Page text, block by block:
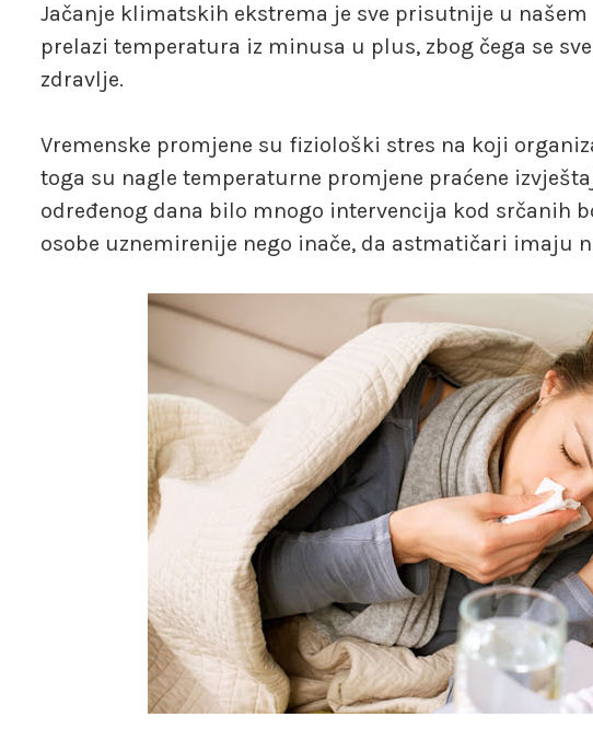
Jačanje klimatskih ekstrema je sve prisutnije u
prelazi temperatura iz minusa u plus, zbog čega se
zdravlje.
Vremenske promjene su fiziološki stres na koji
toga su nagle temperaturne promjene praćene
određenog dana bilo mnogo intervencija kod srčanih
osobe uznemirenije nego inače, da astmatičari imaju